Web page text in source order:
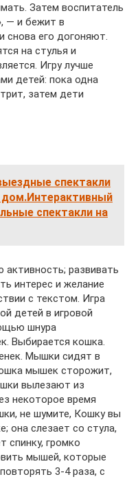
Затем воспитатель
— и бежит в
снова его догоняют.
на стулья и
Игру лучше
детей: пока одна
затем дети
спектакли
дом.Интерактивный
спектакли на
развивать
интерес и желание
с текстом. Игра
детей в игровой
шнура
Выбирается кошка.
Мышки сидят в
мышек сторожит,
вылезают из
некоторое время
не шумите, Кошку вы
она слезает со стула,
спинку, громко
мышей, которые
3-4 раза, с